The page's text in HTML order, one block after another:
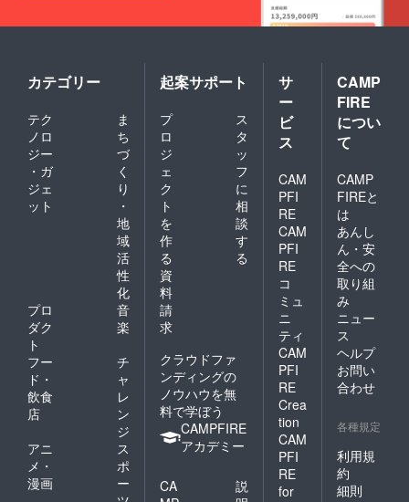
カテゴリー
テク
ノロ
ジー
・ガ
ジェ
ット
ま
ち
づ
く
り
・
地
域
活
性
化
プロ
ダク
ト
音
楽
フー
ド・
飲食
店
チ
ャ
レ
ン
ジ
アニ
メ・
漫画
ス
ポ
ー
起案サポート
プ
ロ
ジ
ェ
ク
ト
を
作
る
ス
タ
ッ
フ
に
相
談
す
る
資
料
請
求
クラウドファ
ンディングの
ノウハウを無
料で学ぼう
CAMPFIRE
アカデミー
CA
説
サ
ー
ビ
ス
CAM
PFI
RE
CAM
PFI
RE
コ
ミュ
ニ
ティ
CAM
PFI
RE
Crea
tion
CAM
PFI
RE
for
CAMP
FIRE
につい
て
CAMP
FIREと
は
あんし
ん・安
全への
取り組
み
ニュー
ス
ヘルプ
お問い
合わせ
各種規定
利用規
約
細則